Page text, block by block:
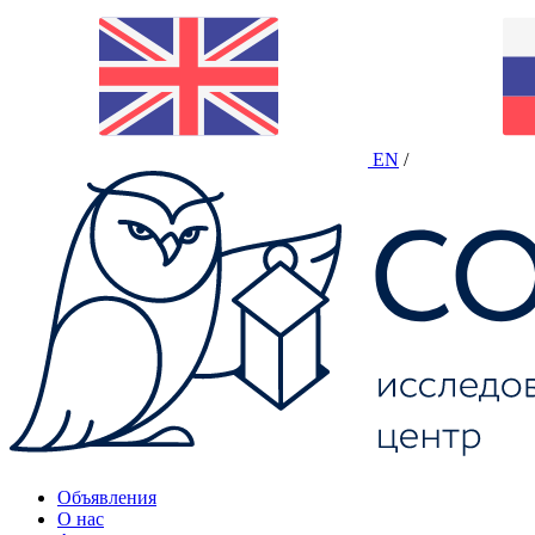
EN /
Объявления
О нас